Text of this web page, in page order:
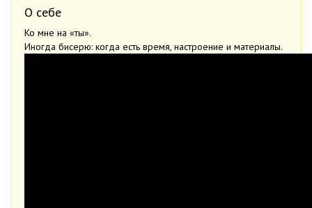
О себе
Ко мне на «ты».
Иногда бисерю: когда есть время, настроение и материалы.